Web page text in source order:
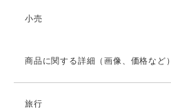
小売
商品に関する詳細（画像、価格など）
旅行